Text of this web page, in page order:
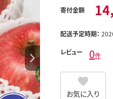
寄付金額
配送予定時期：
レビュー 0件
お気に入り